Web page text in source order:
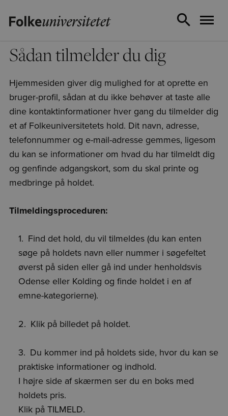
Sådan tilmelder du dig
Hjemmesiden giver dig mulighed for at oprette en
bruger-profil, sådan at du ikke behøver at taste alle
dine kontaktinformationer hver gang du tilmelder dig
et af Folkeuniversitetets hold. Dit navn, adresse,
telefonnummer og e-mail-adresse gemmes, ligesom
du kan se informationer om hvad du har tilmeldt dig
og genfinde adgangskort, som du skal printe og
medbringe på holdet.
Tilmeldingsproceduren:
Find det hold, du vil tilmeldes (du kan enten
søge på holdets navn eller nummer i søgefeltet
øverst på siden eller gå ind under henholdsvis
Odense eller Kolding og finde holdet i en af
emne-kategorierne).
Klik på billedet på holdet.
Du kommer ind på holdets side, hvor du kan se
praktiske informationer og indhold.
I højre side af skærmen ser du en boks med
holdets pris.
Klik på TILMELD.